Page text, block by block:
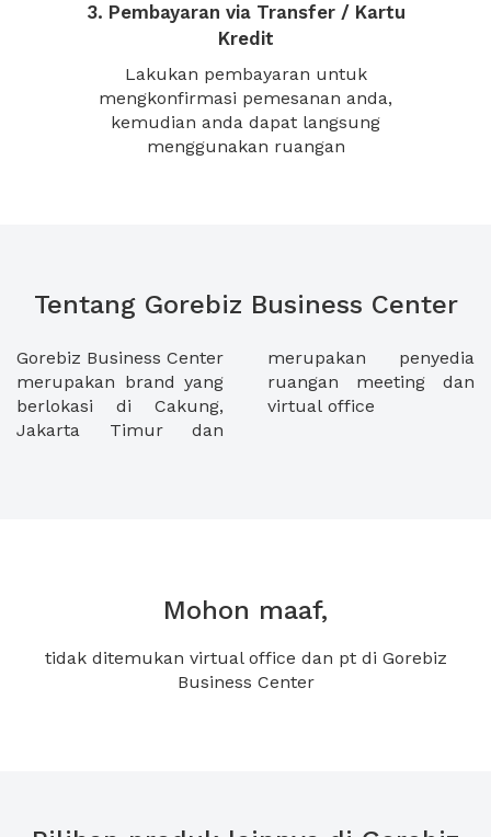
3. Pembayaran via Transfer / Kartu
Kredit
Lakukan pembayaran untuk
mengkonfirmasi pemesanan anda,
kemudian anda dapat langsung
menggunakan ruangan
Tentang Gorebiz Business Center
Gorebiz Business Center
merupakan brand yang
berlokasi di Cakung,
Jakarta Timur dan
merupakan penyedia
ruangan meeting dan
virtual office
Mohon maaf,
tidak ditemukan virtual office dan pt di Gorebiz
Business Center